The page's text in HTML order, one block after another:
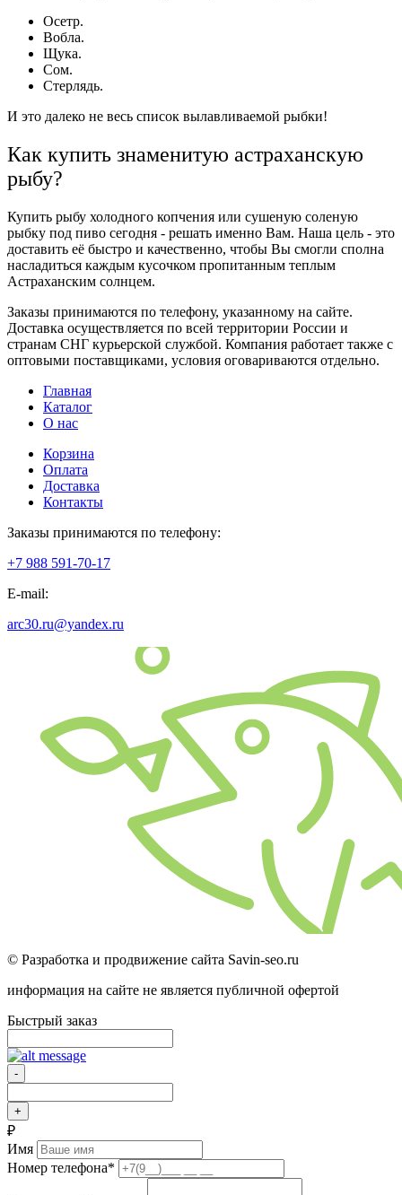
Осетр.
Вобла.
Щука.
Сом.
Стерлядь.
И это далеко не весь список вылавливаемой рыбки!
Как купить знаменитую астраханскую
рыбу?
Купить рыбу холодного копчения или сушеную соленую
рыбку под пиво сегодня - решать именно Вам. Наша цель - это
доставить её быстро и качественно, чтобы Вы смогли сполна
насладиться каждым кусочком пропитанным теплым
Астраханским солнцем.
Заказы принимаются по телефону, указанному на сайте.
Доставка осуществляется по всей территории России и
странам СНГ курьерской службой. Компания работает также с
оптовыми поставщиками, условия оговариваются отдельно.
Главная
Каталог
О нас
Корзина
Оплата
Доставка
Контакты
Заказы принимаются по телефону:
+7 988 591-70-17
E-mail:
arc30.ru@yandex.ru
© Разработка и продвижение сайта Savin-seo.ru
информация на сайте не является публичной офертой
Быстрый заказ
-
+
₽
Имя
Номер телефона*